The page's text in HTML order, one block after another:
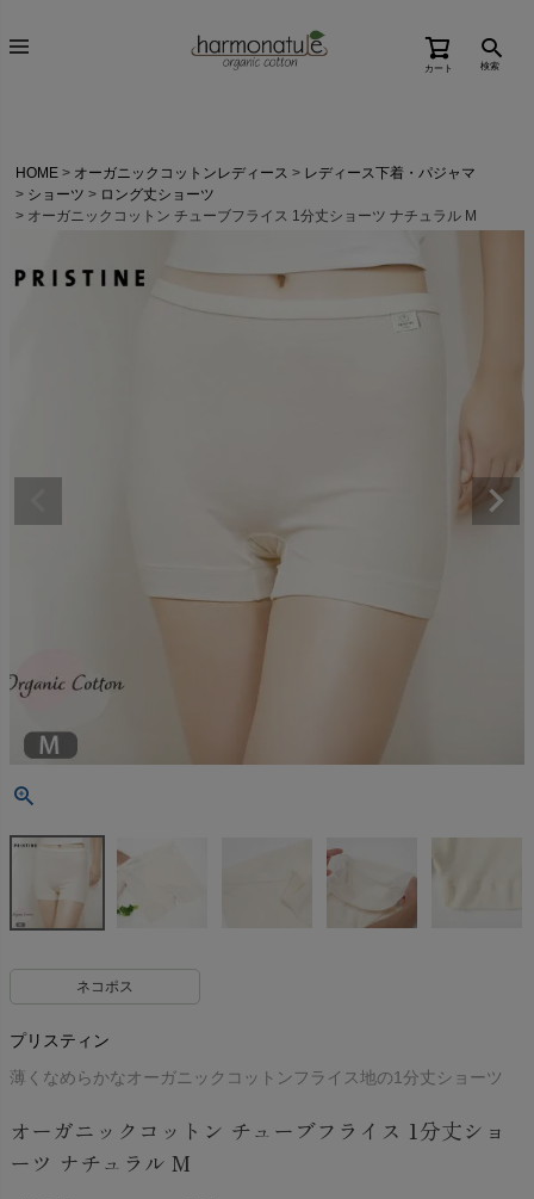
カート 検索
HOME オーガニックコットンレディース
レディース下着・パジャマ
ショーツ
ロング丈ショーツ
オーガニックコットン チューブフライス 1分丈ショーツ ナチュラル M
ネコポス
プリスティン
薄くなめらかなオーガニックコットンフライス地の1分丈ショーツ
オーガニックコットン チューブフライス 1分丈ショ
ーツ ナチュラル M